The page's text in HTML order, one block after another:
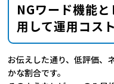
NGワード機能
用して運用コス
お伝えした通り、低評価、
かな割合です。